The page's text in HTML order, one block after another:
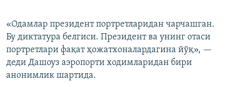
«Одамлар президент портретларидан чарчашган.
Бу диктатура белгиси. Президент ва унинг отаси
портретлари фақат ҳожатхоналардагина йўқ», —
деди Дашоуз аэропорти ходимларидан бири
анонимлик шартида.